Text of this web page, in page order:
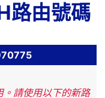
路由號碼
。請使用以下的新路